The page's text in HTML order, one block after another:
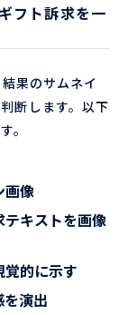
フト訴求を一
果のサムネイ
断します。以下
。
画像
テキストを画像
的に示す
演出